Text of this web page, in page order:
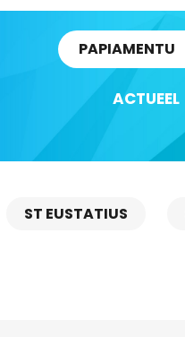
PAPIAMENTU
ACTUEEL
ST EUSTATIUS